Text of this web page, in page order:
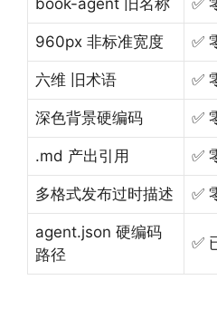
960px 非标准宽度 ✅
六维 旧术语 ✅
深色背景硬编码 ✅
.md 产出引用 ✅
多格式发布过时描述 ✅
agent.json 硬编码
路径
✅